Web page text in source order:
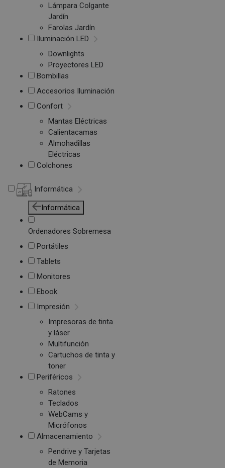
Lámpara Colgante
Jardín
Farolas Jardín
Iluminación LED
Downlights
Proyectores LED
Bombillas
Accesorios Iluminación
Confort
Mantas Eléctricas
Calientacamas
Almohadillas
Eléctricas
Colchones
Informática
Informática
Ordenadores Sobremesa
Portátiles
Tablets
Monitores
Ebook
Impresión
Impresoras de tinta
y láser
Multifunción
Cartuchos de tinta y
toner
Periféricos
Ratones
Teclados
WebCams y
Micrófonos
Almacenamiento
Pendrive y Tarjetas
de Memoria